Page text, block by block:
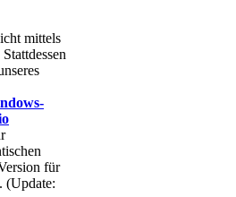
mittels
für
(Update: